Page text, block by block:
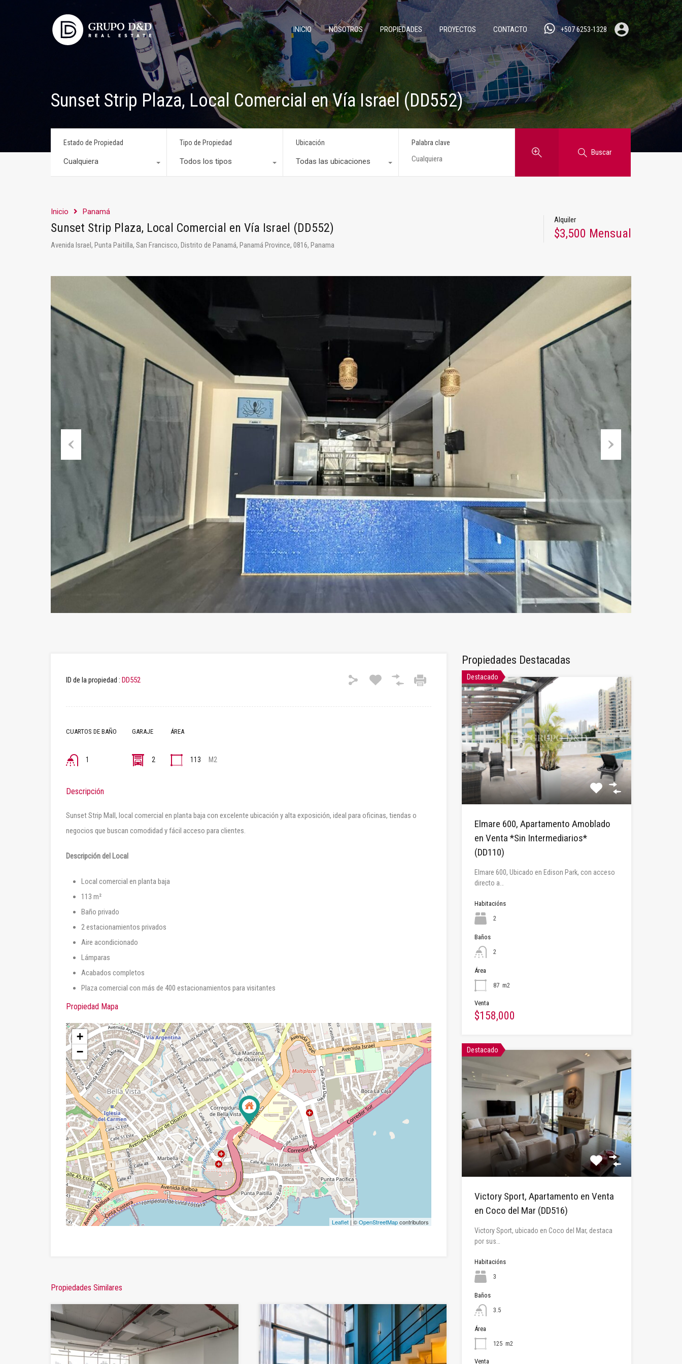
INICIO NOSOTROS PROPIEDADES PROYECTOS CONTACTO +507 6253-1328
Sunset Strip Plaza, Local Comercial en Vía Israel (DD552)
Estado de Propiedad
Cualquiera
Tipo de Propiedad
Todos los tipos
Ubicación
Todas las ubicaciones
Palabra clave
Buscar
Inicio Panamá
Sunset Strip Plaza, Local Comercial en Vía Israel (DD552)
Avenida Israel, Punta Paitilla, San Francisco, Distrito de Panamá, Panamá Province, 0816, Panama
Alquiler
$3,500 Mensual
Next
ID de la propiedad : DD552
CUARTOS DE BAÑO
1
GARAJE
2
ÁREA
113 M2
Descripción
Sunset Strip Mall, local comercial en planta baja con excelente ubicación y alta exposición, ideal para oficinas, tiendas o
negocios que buscan comodidad y fácil acceso para clientes.
Descripción del Local
Local comercial en planta baja
113 m²
Baño privado
2 estacionamientos privados
Aire acondicionado
Lámparas
Acabados completos
Plaza comercial con más de 400 estacionamientos para visitantes
Propiedad Mapa
+
−
Leaflet| ©OpenStreetMapcontributors
Propiedades Similares
Propiedades Destacadas
Destacado
Elmare 600, Apartamento Amoblado
en Venta *Sin Intermediarios*
(DD110)
Elmare 600, Ubicado en Edison Park, con acceso
directo a…
Habitacións
2
Baños
2
Área
87 m2
Venta
$158,000
Destacado
Victory Sport, Apartamento en Venta
en Coco del Mar (DD516)
Victory Sport, ubicado en Coco del Mar, destaca
por sus…
Habitacións
3
Baños
3.5
Área
125 m2
Venta